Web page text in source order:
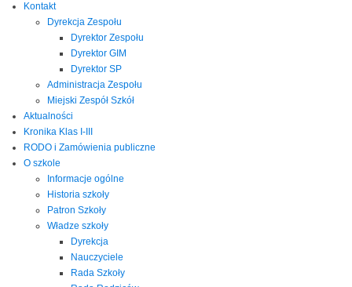
Kontakt
Dyrekcja Zespołu
Dyrektor Zespołu
Dyrektor GIM
Dyrektor SP
Administracja Zespołu
Miejski Zespół Szkół
Aktualności
Kronika Klas I-III
RODO i Zamówienia publiczne
O szkole
Informacje ogólne
Historia szkoły
Patron Szkoły
Władze szkoły
Dyrekcja
Nauczyciele
Rada Szkoły